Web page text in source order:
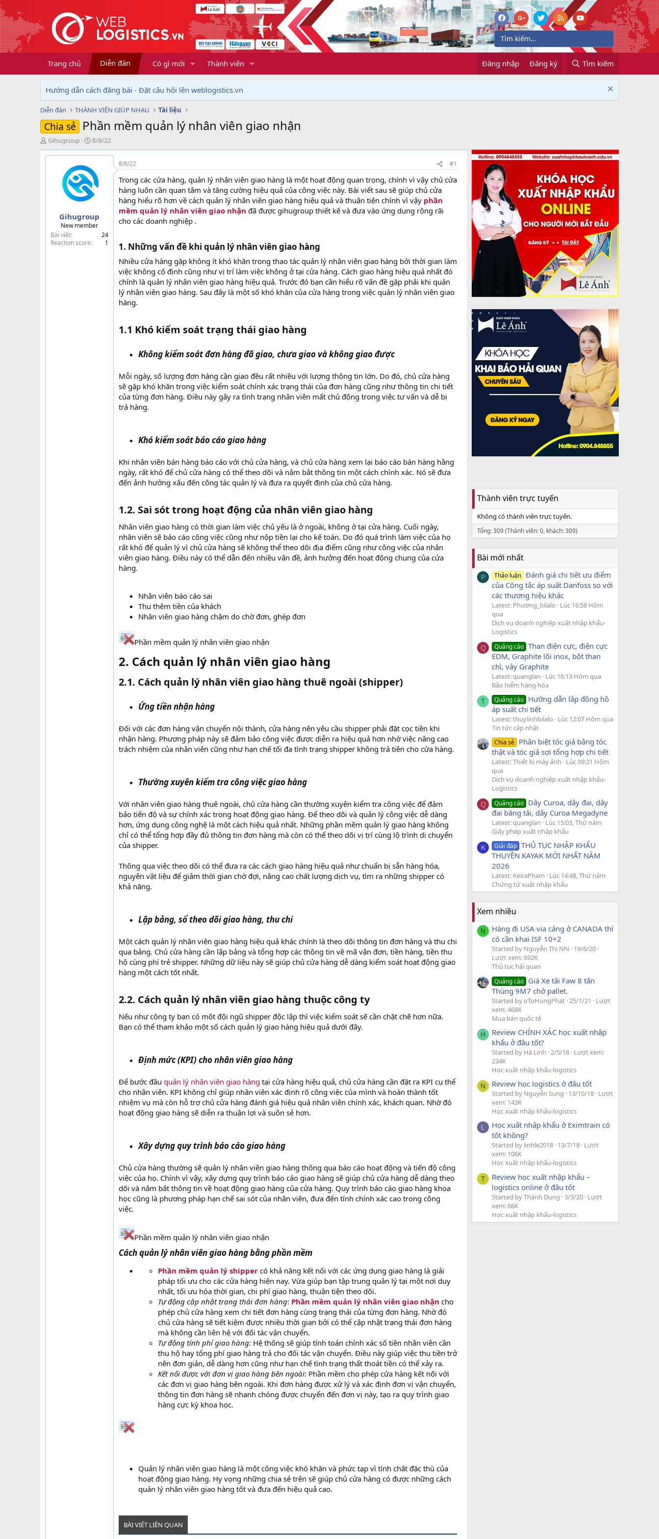
Trang chủ Diễn đàn Có gì mới Thành viên Đăng nhập Đăng ký Tìm kiếm
Hướng dẫn cách đăng bài - Đặt câu hỏi lên weblogistics.vn
Diễn đàn THÀNH VIÊN GIÚP NHAU Tài liệu
Chia sẻ Phần mềm quản lý nhân viên giao nhận
T
h
r
Gihugroup
N
g
à
g
ử
i
8/8/22
Gihugroup
New member
Bài viết
24
Reaction score
1
8/8/22 #1
Trong các cửa hàng, quản lý nhân viên giao hàng là một hoạt động quan trọng, chính vì vậy chủ cửa
hàng luôn cần quan tâm và tăng cường hiệu quả của công việc này. Bài viết sau sẽ giúp chủ cửa
hàng hiểu rõ hơn về cách quản lý nhân viên giao hàng hiệu quả và thuận tiện chính vì vậy phần
mềm quản lý nhân viên giao nhận đã được gihugroup thiết kế và đưa vào ứng dụng rộng rãi
cho các doanh nghiệp .
1. Những vấn đề khi quản lý nhân viên giao hàng​
Nhiều cửa hàng gặp không ít khó khăn trong thao tác quản lý nhân viên giao hàng bởi thời gian làm
việc không cố định cũng như vị trí làm việc không ở tại cửa hàng. Cách giao hàng hiệu quả nhất đó
chính là quản lý nhân viên giao hàng hiệu quả. Trước đó bạn cần hiểu rõ vấn đề gặp phải khi quản
lý nhân viên giao hàng. Sau đây là một số khó khăn của cửa hàng trong việc quản lý nhân viên giao
hàng.
1.1 Khó kiểm soát trạng thái giao hàng
Không kiểm soát đơn hàng đã giao, chưa giao và không giao được
Mỗi ngày, số lượng đơn hàng cần giao đều rất nhiều với lượng thông tin lớn. Do đó, chủ cửa hàng
sẽ gặp khó khăn trong việc kiểm soát chính xác trạng thái của đơn hàng cũng như thông tin chi tiết
của từng đơn hàng. Điều này gây ra tình trạng nhân viên mất chủ động trong việc tư vấn và dễ bị
trả hàng.
Khó kiểm soát báo cáo giao hàng
Khi nhân viên bán hàng báo cáo với chủ cửa hàng, và chủ cửa hàng xem lại báo cáo bán hàng hằng
ngày, rất khó để chủ cửa hàng có thể theo dõi và nắm bắt thông tin một cách chính xác. Nó sẽ đưa
đến ảnh hưởng xấu đến công tác quản lý và đưa ra quyết định của chủ cửa hàng.
1.2. Sai sót trong hoạt động của nhân viên giao hàng
Nhân viên giao hàng có thời gian làm việc chủ yếu là ở ngoài, không ở tại cửa hàng. Cuối ngày,
nhân viên sẽ báo cáo công việc cũng như nộp tiền lại cho kế toán. Do đó quá trình làm việc của họ
rất khó để quản lý vì chủ cửa hàng sẽ không thể theo dõi địa điểm cũng như công việc của nhân
viên giao hàng. Điều này có thể dẫn đến nhiều vấn đề, ảnh hưởng đến hoạt động chung của cửa
hàng.
Nhân viên báo cáo sai
Thu thêm tiền của khách
Nhân viên giao hàng chậm do chờ đơn, ghép đơn
Phần mềm quản lý nhân viên giao nhận
2. Cách quản lý nhân viên giao hàng
2.1. Cách quản lý nhân viên giao hàng thuê ngoài (shipper)
Ứng tiền nhận hàng
Đối với các đơn hàng vận chuyển nội thành, cửa hàng nên yêu cầu shipper phải đặt cọc tiền khi
nhận hàng. Phương pháp này sẽ đảm bảo công việc được diễn ra hiệu quả hơn nhờ việc nâng cao
trách nhiệm của nhân viên cũng như hạn chế tối đa tình trạng shipper không trả tiền cho cửa hàng.
Thường xuyên kiểm tra công việc giao hàng
Với nhân viên giao hàng thuê ngoài, chủ cửa hàng cần thường xuyên kiểm tra công việc để đảm
bảo tiến độ và sự chính xác trong hoạt động giao hàng. Để theo dõi và quản lý công việc dễ dàng
hơn, ứng dụng công nghệ là một cách hiệu quả nhất. Những phần mềm quản lý giao hàng không
chỉ có thể tổng hợp đầy đủ thông tin đơn hàng mà còn có thể theo dõi vị trí cùng lộ trình di chuyển
của shipper.
Thông qua việc theo dõi có thể đưa ra các cách giao hàng hiệu quả như chuẩn bị sẵn hàng hóa,
nguyên vật liệu để giảm thời gian chờ đợi, nâng cao chất lượng dịch vụ, tìm ra những shipper có
khả năng.
Lập bảng, sổ theo dõi giao hàng, thu chi
Một cách quản lý nhân viên giao hàng hiệu quả khác chính là theo dõi thông tin đơn hàng và thu chi
qua bảng. Chủ cửa hàng cần lập bảng và tổng hợp các thông tin về mã vận đơn, tiền hàng, tiền thu
hộ cùng phí trẻ shipper. Những dữ liệu này sẽ giúp chủ cửa hàng dễ dàng kiểm soát hoạt động giao
hàng một cách tốt nhất.
2.2. Cách quản lý nhân viên giao hàng thuộc công ty
Nếu như công ty bạn có một đội ngũ shipper độc lập thì việc kiểm soát sẽ cần chặt chẽ hơn nữa.
Bạn có thể tham khảo một số cách quản lý giao hàng hiệu quả dưới đây.
Định mức (KPI) cho nhân viên giao hàng
Để bước đầu quản lý nhân viên giao hàng tại cửa hàng hiệu quả, chủ cửa hàng cần đặt ra KPI cụ thể
cho nhân viên. KPI không chỉ giúp nhân viên xác định rõ công việc của mình và hoàn thành tốt
nhiệm vụ mà còn hỗ trợ chủ cửa hàng đánh giá hiệu quả nhân viên chính xác, khách quan. Nhờ đó
hoạt động giao hàng sẽ diễn ra thuận lợi và suôn sẻ hơn.
Xây dựng quy trình báo cáo giao hàng
Chủ cửa hàng thường sẽ quản lý nhân viên giao hàng thông qua báo cáo hoạt động và tiến độ công
việc của họ. Chính vì vậy, xây dựng quy trình báo cáo giao hàng sẽ giúp chủ cửa hàng dễ dàng theo
dõi và nắm bắt thông tin về hoạt động giao hàng của cửa hàng. Quy trình báo cáo giao hàng khoa
học cũng là phương pháp hạn chế sai sót của nhân viên, đưa đến tính chính xác cao trong công
việc.
Phần mềm quản lý nhân viên giao nhận
Cách quản lý nhân viên giao hàng bằng phần mềm
Phần mềm quản lý shipper có khả năng kết nối với các ứng dụng giao hàng là giải
pháp tối ưu cho các cửa hàng hiện nay. Vừa giúp bạn tập trung quản lý tại một nơi duy
nhất, tối ưu hóa thời gian, chi phí giao hàng, thuận tiện theo dõi.
Tự động cập nhật trạng thái đơn hàng: Phần mềm quản lý nhân viên giao nhận cho
phép chủ cửa hàng xem chi tiết đơn hàng cùng trạng thái của từng đơn hàng. Nhờ đó
chủ cửa hàng sẽ tiết kiệm được nhiều thời gian bởi có thể cập nhật trạng thái đơn hàng
mà không cần liên hệ với đối tác vận chuyển.
Tự động tính phí giao hàng: Hệ thống sẽ giúp tính toán chính xác số tiền nhân viên cần
thu hộ hay tổng phí giao hàng trả cho đối tác vận chuyển. Điều này giúp việc thu tiền trở
nên đơn giản, dễ dàng hơn cũng như hạn chế tình trạng thất thoát tiền có thể xảy ra.
Kết nối được với đơn vị giao hàng bên ngoài: Phần mềm cho phép cửa hàng kết nối với
các đơn vị giao hàng bên ngoài. Khi đơn hàng được xử lý và xác định đơn vị vận chuyển,
thông tin đơn hàng sẽ nhanh chóng được chuyển đến đơn vị này, tạo ra quy trình giao
hàng cực kỳ khoa học.
Quản lý nhân viên giao hàng là một công việc khó khăn và phức tạp vì tính chất đặc thù của
hoạt động giao hàng. Hy vọng những chia sẻ trên sẽ giúp chủ cửa hàng có được những cách
quản lý nhân viên giao hàng tốt và đưa đến hiệu quả cao.
BÀI VIẾT LIÊN QUAN
Thành viên trực tuyến
Không có thành viên trực tuyến.
Tổng: 309 (Thành viên: 0, khách: 309)
Bài mới nhất
P Thảo luận Đánh giá chi tiết ưu điểm
của Công tắc áp suất Danfoss so với
các thương hiệu khác
Latest: Phương_bilalo
Lúc 16:58 Hôm
qua
Dịch vụ doanh nghiệp xuất nhập khẩu-
Logistics
Q Quảng cáo Than điện cực, điện cực
EDM, Graphite lõi inox, bột than
chì, vảy Graphite
Latest: quanglan
Lúc 16:13 Hôm qua
Bảo hiểm hàng hóa
T Quảng cáo Hướng dẫn lắp đồng hồ
áp suất chi tiết
Latest: thuylinhbilalo
Lúc 12:07 Hôm qua
Tin tức cập nhật
Chia sẻ Phân biệt tóc giả bằng tóc
thật và tóc giả sợi tổng hợp chi tiết
Latest: Thiết bị máy ảnh
Lúc 09:21 Hôm
qua
Dịch vụ doanh nghiệp xuất nhập khẩu-
Logistics
Q Quảng cáo Dây Curoa, dây đai, dây
đai băng tải, dây Curoa Megadyne
Latest: quanglan
Lúc 15:03, Thứ năm
Giấy phép xuất nhập khẩu
K Giải đáp THỦ TỤC NHẬP KHẨU
THUYỀN KAYAK MỚI NHẤT NĂM
2026
Latest: KeiraPham
Lúc 14:48, Thứ năm
Chứng từ xuất nhập khẩu
Xem nhiều
N
Hàng đi USA via cảng ở CANADA thì
có cần khai ISF 10+2
Started by Nguyễn Thị Nhi 19/6/20
Lượt xem: 692K
Thủ tục hải quan
Quảng cáo Giá Xe tải Faw 8 tấn
Thùng 9M7 chở pallet.
Started by oToHungPhat 25/1/21
Lượt
xem: 468K
Mua bán quốc tế
H
Review CHÍNH XÁC học xuất nhập
khẩu ở đâu tốt?
Started by Hà Linh 2/5/18 Lượt xem:
234K
Học xuất nhập khẩu-logistics
N Review học logistics ở đâu tốt
Started by Nguyễn Sung 13/10/18 Lượt
xem: 143K
Học xuất nhập khẩu-logistics
L
Học xuất nhập khẩu ở Eximtrain có
tốt không?
Started by linhle2018 13/7/18 Lượt
xem: 106K
Học xuất nhập khẩu-logistics
T
Review học xuất nhập khẩu –
logistics online ở đâu tốt
Started by Thành Dung 3/3/20 Lượt
xem: 66K
Học xuất nhập khẩu-logistics